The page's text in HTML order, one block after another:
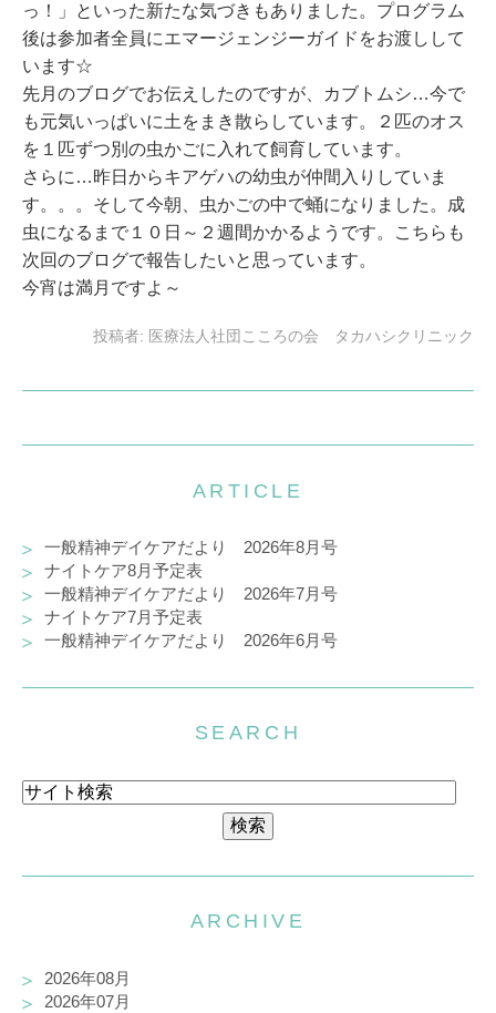
っ！」といった新たな気づきもありました。プログラム
後は参加者全員にエマージェンジーガイドをお渡しして
います☆
先月のブログでお伝えしたのですが、カブトムシ…今で
も元気いっぱいに土をまき散らしています。２匹のオス
を１匹ずつ別の虫かごに入れて飼育しています。
さらに…昨日からキアゲハの幼虫が仲間入りしていま
す。。。そして今朝、虫かごの中で蛹になりました。成
虫になるまで１０日～２週間かかるようです。こちらも
次回のブログで報告したいと思っています。
今宵は満月ですよ～
投稿者: 医療法人社団こころの会 タカハシクリニック
ARTICLE
一般精神デイケアだより 2026年8月号
ナイトケア8月予定表
一般精神デイケアだより 2026年7月号
ナイトケア7月予定表
一般精神デイケアだより 2026年6月号
SEARCH
ARCHIVE
2026年08月
2026年07月